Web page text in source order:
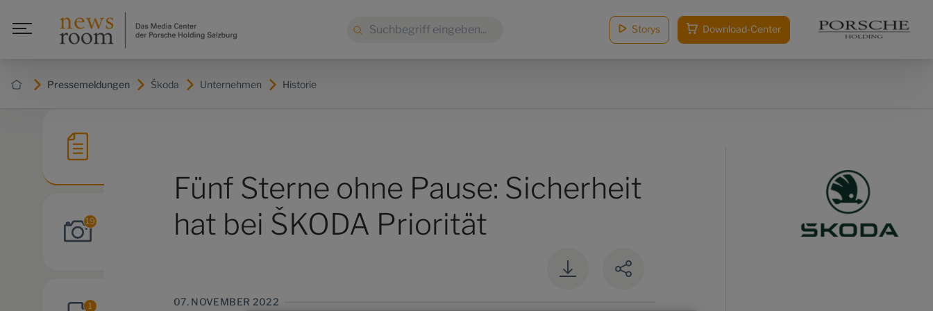
Pressemeldungen Škoda Unternehmen Historie
Suche: Storys Download-Center
19
1
Fünf Sterne ohne Pause: Sicherheit
hat bei ŠKODA Priorität
07. NOVEMBER 2022